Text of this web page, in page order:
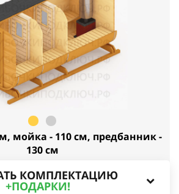
мойка - 110 см, предбанник -
130 см
КОМПЛЕКТАЦИЮ
+ПОДАРКИ!